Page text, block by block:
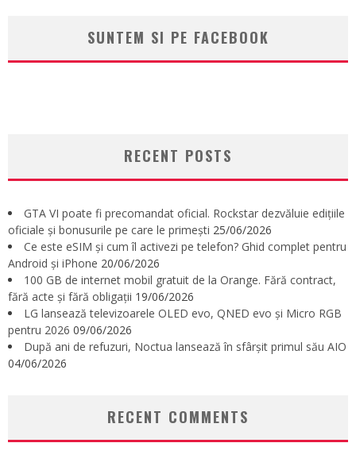
SUNTEM SI PE FACEBOOK
RECENT POSTS
GTA VI poate fi precomandat oficial. Rockstar dezvăluie edițiile
oficiale și bonusurile pe care le primești 25/06/2026
Ce este eSIM și cum îl activezi pe telefon? Ghid complet pentru
Android și iPhone 20/06/2026
100 GB de internet mobil gratuit de la Orange. Fără contract,
fără acte și fără obligații 19/06/2026
LG lansează televizoarele OLED evo, QNED evo și Micro RGB
pentru 2026 09/06/2026
După ani de refuzuri, Noctua lansează în sfârșit primul său AIO
04/06/2026
RECENT COMMENTS